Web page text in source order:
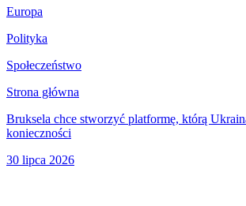
Europa
Polityka
Społeczeństwo
Strona główna
Bruksela chce stworzyć platformę, którą
konieczności
30 lipca 2026